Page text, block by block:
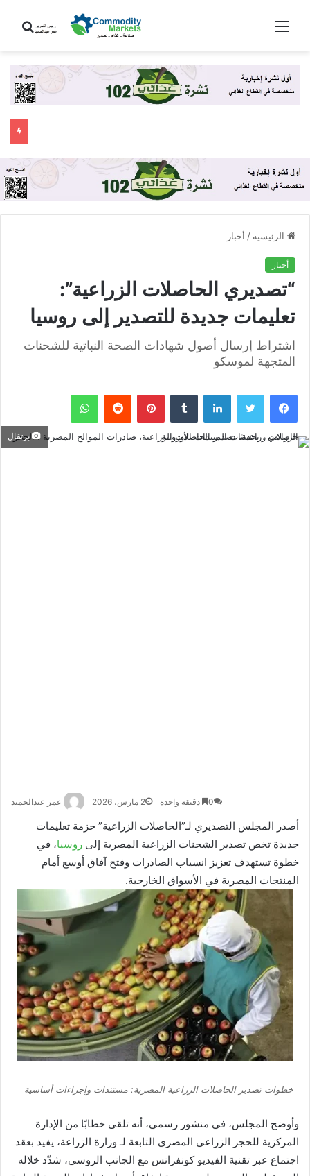
الرئيسية / أخبار
أخبار
“تصديري الحاصلات الزراعية”:
تعليمات جديدة للتصدير إلى روسيا
اشتراط إرسال أصول شهادات الصحة النباتية للشحنات
المتجهة لموسكو
فيسبوك تويتر لينكدإن ‏Tumblr بينتيريست ‏Reddit واتساب
برتقال
عمر عبدالحميد 2 مارس، 2026 0 دقيقة واحدة
أصدر المجلس التصديري لـ”الحاصلات الزراعية” حزمة تعليمات
جديدة تخص تصدير الشحنات الزراعية المصرية إلى روسيا، في
خطوة تستهدف تعزيز انسياب الصادرات وفتح آفاق أوسع أمام
المنتجات المصرية في الأسواق الخارجية.
خطوات تصدير الحاصلات الزراعية المصرية: مستندات وإجراءات أساسية
وأوضح المجلس، في منشور رسمي، أنه تلقى خطابًا من الإدارة
المركزية للحجر الزراعي المصري التابعة لـ وزارة الزراعة، يفيد بعقد
اجتماع عبر تقنية الفيديو كونفرانس مع الجانب الروسي، شدّد خلاله